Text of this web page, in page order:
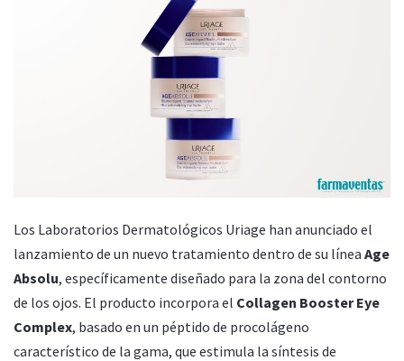
Los Laboratorios Dermatológicos Uriage han anunciado el
lanzamiento de un nuevo tratamiento dentro de su línea Age
Absolu, específicamente diseñado para la zona del contorno
de los ojos. El producto incorpora el Collagen Booster Eye
Complex, basado en un péptido de procolágeno
característico de la gama, que estimula la síntesis de